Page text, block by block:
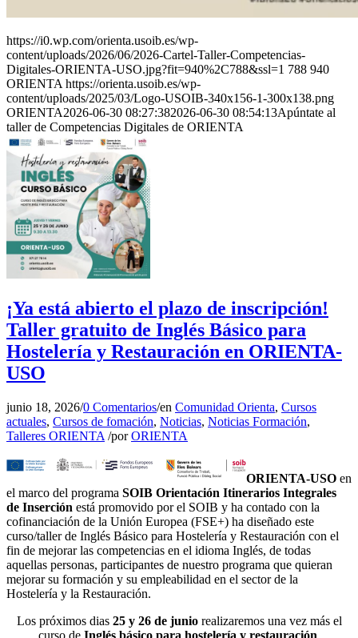
https://i0.wp.com/orienta.usoib.es/wp-
content/uploads/2026/06/2026-Cartel-Taller-Competencias-
Digitales-ORIENTA-USO.jpg?fit=940%2C788&ssl=1 788 940
ORIENTA https://orienta.usoib.es/wp-
content/uploads/2025/03/Logo-USOIB-340x156-1-300x138.png
ORIENTA2026-06-30 08:27:382026-06-30 08:54:13Apúntate al
taller de Competencias Digitales de ORIENTA
¡Ya está abierto el plazo de inscripción!
Taller gratuito de Inglés Básico para
Hostelería y Restauración en ORIENTA-
USO
junio 18, 2026/0 Comentarios/en Comunidad Orienta, Cursos
actuales, Cursos de fomación, Noticias, Noticias Formación,
Talleres ORIENTA /porORIENTA
ORIENTA-USO en
el marco del programa SOIB Orientación Itinerarios Integrales
de Inserción está promovido por el SOIB y ha contado con la
cofinanciación de la Unión Europea (FSE+) ha diseñado este
curso/taller de Inglés Básico para Hostelería y Restauración con el
fin de mejorar las competencias en el idioma Inglés, de todas
aquellas personas, participantes de nuestro programa que quieran
mejorar su formación y su empleabilidad en el sector de la
Hostelería y la Restauración.
Los próximos dias 25 y 26 de junio realizaremos una vez más el
curso de Inglés básico para hostelería y restauración